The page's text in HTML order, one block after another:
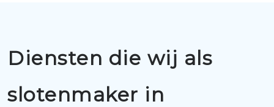
Diensten die wij als
slotenmaker in